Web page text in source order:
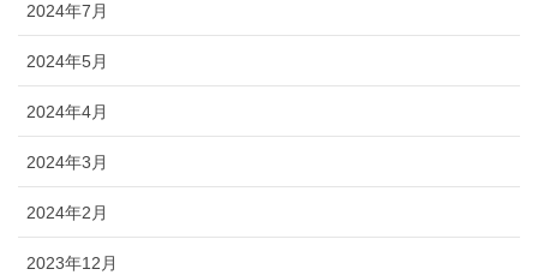
2024年7月
2024年5月
2024年4月
2024年3月
2024年2月
2023年12月